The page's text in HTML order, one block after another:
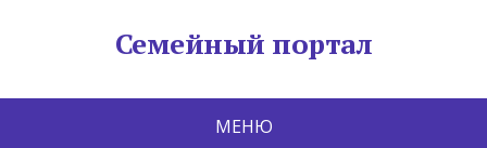
Семейный портал
МЕНЮ